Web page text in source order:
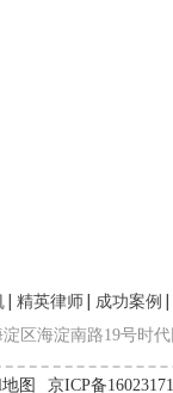
精英律师 成功案例
区海淀南路19号时
图 京ICP备